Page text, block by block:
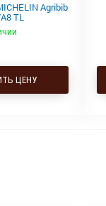
Agribib
TL
ЦЕНУ